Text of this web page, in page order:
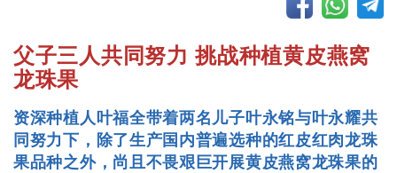
父子三人共同努力 挑战种植黄皮燕窝
龙珠果
资深种植人叶福全带着两名儿子叶永铭与叶永耀共
同努力下，除了生产国内普遍选种的红皮红肉龙珠
果品种之外，尚且不畏艰巨开展黄皮燕窝龙珠果的